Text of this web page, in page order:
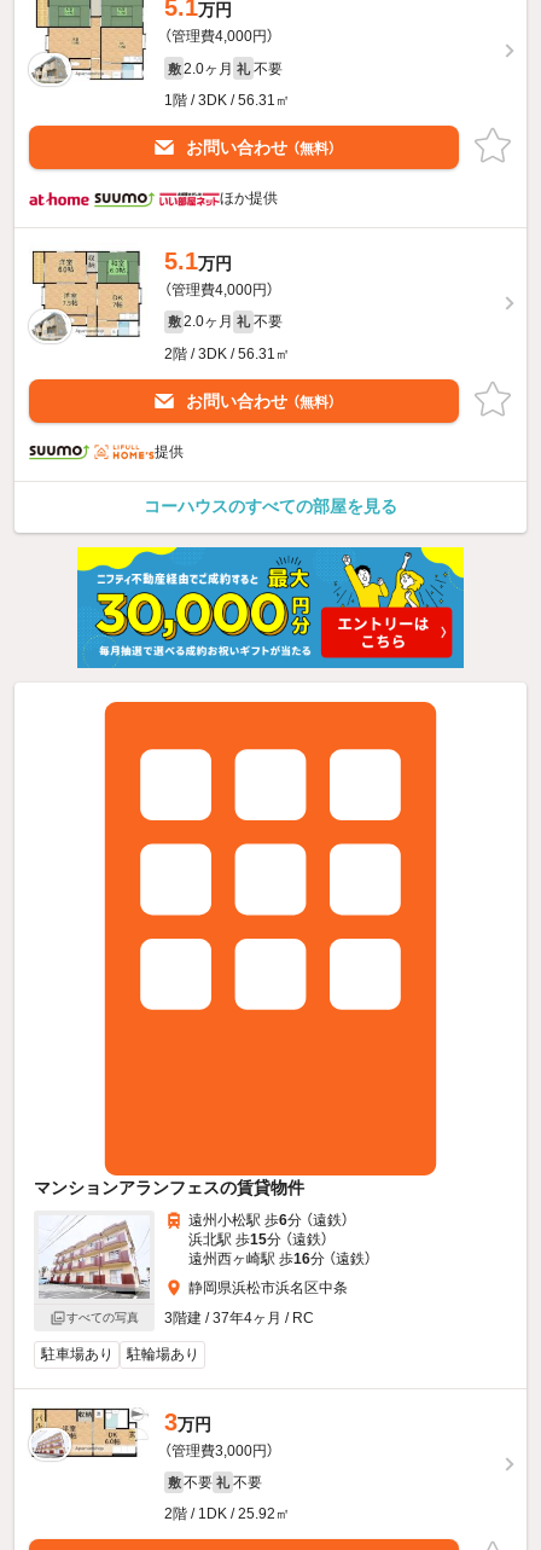
5.1万円
（管理費4,000円）
敷 2.0ヶ月 礼 不要
1階 / 3DK / 56.31㎡
お問い合わせ （無料）
ほか提供
5.1万円
（管理費4,000円）
敷 2.0ヶ月 礼 不要
2階 / 3DK / 56.31㎡
お問い合わせ （無料）
提供
コーハウスのすべての部屋を見る
マンションアランフェスの賃貸物件
すべての写真
遠州小松駅 歩6分 （遠鉄）
浜北駅 歩15分 （遠鉄）
遠州西ヶ崎駅 歩16分 （遠鉄）
静岡県浜松市浜名区中条
3階建 / 37年4ヶ月 / RC
駐車場あり 駐輪場あり
3万円
（管理費3,000円）
敷 不要 礼 不要
2階 / 1DK / 25.92㎡